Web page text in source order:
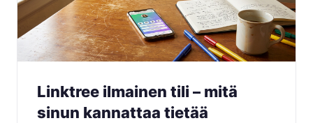
Linktree ilmainen tili – mitä
sinun kannattaa tietää